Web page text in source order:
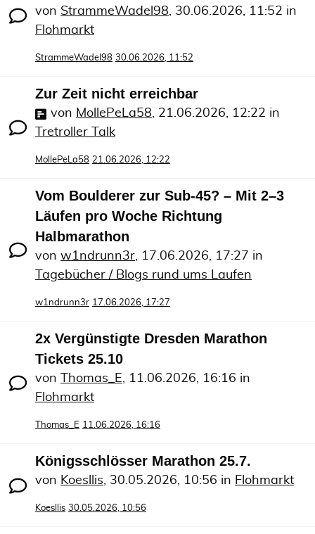
von StrammeWadel98, 30.06.2026, 11:52 in
Flohmarkt
StrammeWadel98 30.06.2026, 11:52
Zur Zeit nicht erreichbar
von MollePeLa58, 21.06.2026, 12:22 in
Tretroller Talk
MollePeLa58 21.06.2026, 12:22
Vom Boulderer zur Sub-45? – Mit 2–3
Läufen pro Woche Richtung
Halbmarathon
von w1ndrunn3r, 17.06.2026, 17:27 in
Tagebücher / Blogs rund ums Laufen
w1ndrunn3r 17.06.2026, 17:27
2x Vergünstigte Dresden Marathon
Tickets 25.10
von Thomas_E, 11.06.2026, 16:16 in
Flohmarkt
Thomas_E 11.06.2026, 16:16
Königsschlösser Marathon 25.7.
von Koesllis, 30.05.2026, 10:56 in Flohmarkt
Koesllis 30.05.2026, 10:56